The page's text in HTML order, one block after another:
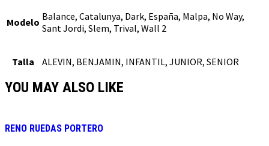
Modelo Balance, Catalunya, Dark, España, Malpa, No Way,
Sant Jordi, Slem, Trival, Wall 2
Talla ALEVIN, BENJAMIN, INFANTIL, JUNIOR, SENIOR
YOU MAY ALSO LIKE
RENO RUEDAS PORTERO